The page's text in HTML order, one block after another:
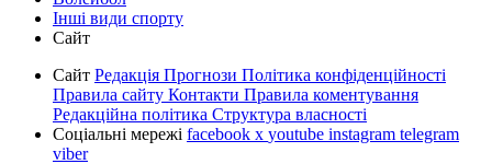
Інші види спорту
Сайт
Сайт Редакція Прогнози Політика конфіденційності
Правила сайту Контакти Правила коментування
Редакційна політика Структура власності
Соціальні мережі facebook x youtube instagram telegram
viber